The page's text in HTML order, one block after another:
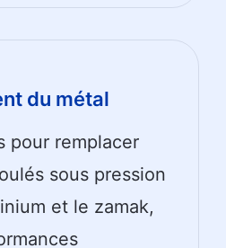
du métal
pour remplacer
sous pression
et le zamak,